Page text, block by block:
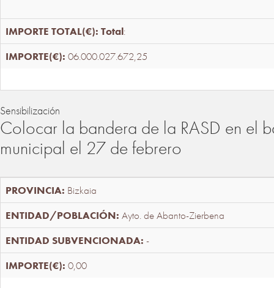
Total:
06.000.027.672,25
Sensibilización
Colocar la bandera de la RASD en el
municipal el 27 de febrero
Bizkaia
Ayto. de Abanto-Zierbena
-
0,00